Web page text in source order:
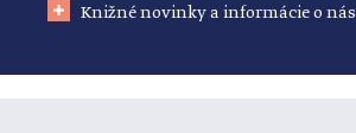
Knižné novinky a informácie o nás